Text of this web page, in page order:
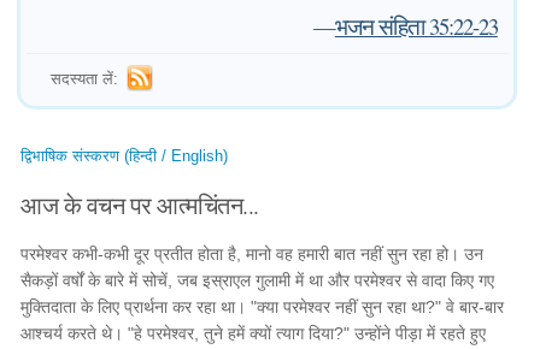
—भजन संहिता 35:22-23
सदस्यता लें:
द्विभाषिक संस्करण (हिन्दी / English)
आज के वचन पर आत्मचिंतन...
परमेश्वर कभी-कभी दूर प्रतीत होता है, मानो वह हमारी बात नहीं सुन रहा हो। उन
सैकड़ों वर्षों के बारे में सोचें, जब इस्राएल गुलामी में था और परमेश्वर से वादा किए गए
मुक्तिदाता के लिए प्रार्थना कर रहा था। "क्या परमेश्वर नहीं सुन रहा था?" वे बार-बार
आश्चर्य करते थे। "हे परमेश्वर, तुने हमें क्यों त्याग दिया?" उन्होंने पीड़ा में रहते हुए